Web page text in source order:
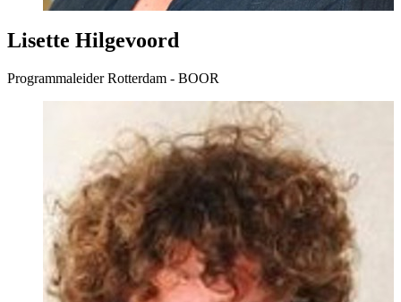
Lisette Hilgevoord
Programmaleider Rotterdam - BOOR